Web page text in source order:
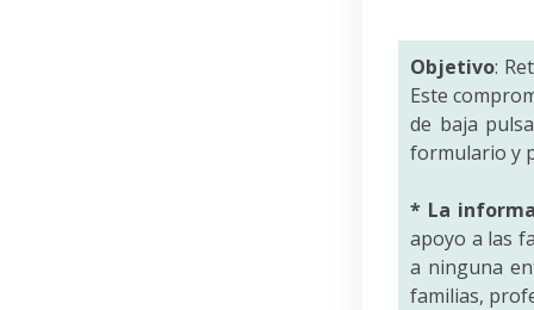
Objetivo:
Este
de baja
formulario y
* La
apoyo a las
a ninguna
familias,